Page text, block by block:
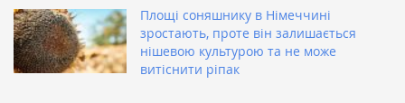
Площі соняшнику в Німеччині
зростають, проте він залишається
нішевою культурою та не може
витіснити ріпак